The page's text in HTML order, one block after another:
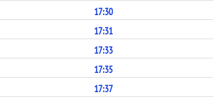
17:30
17:31
17:33
17:35
17:37